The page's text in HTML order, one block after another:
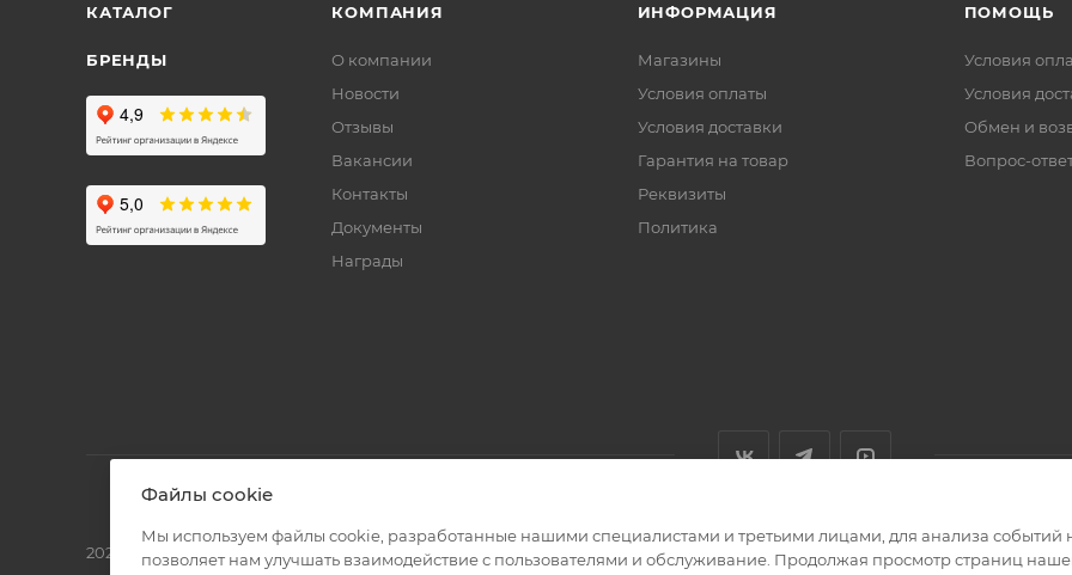
КАТАЛОГ
БРЕНДЫ
КОМПАНИЯ
О компании
Новости
Отзывы
Вакансии
Контакты
Документы
Награды
ИНФОРМАЦИЯ
Магазины
Условия оплаты
Условия доставки
Гарантия на товар
Реквизиты
Политика
ПОМОЩЬ
Условия
Условия
Обмен и
Вопрос-
2026 © Полиграф кит - интернет-магазин
Файлы cookie
Мы используем файлы cookie, разработанные нашими специалистами и третьими лицами, для анализа событий
позволяет нам улучшать взаимодействие с пользователями и обслуживание. Продолжая просмотр страниц